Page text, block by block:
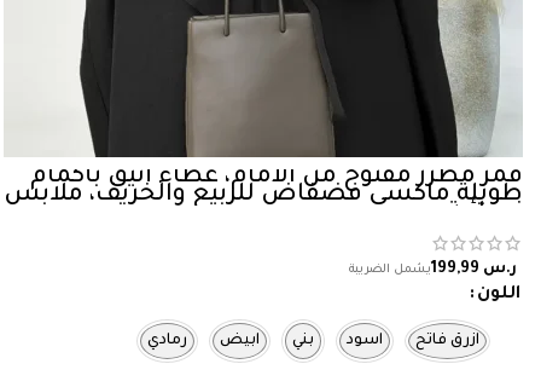
قمر مطرز مفتوح من الأمام، غطاء أنيق بأكمام
طويلة ماكسي فضفاض للربيع والخريف، ملابس
نسائية
ر.س
اللون
ازرق فاتح اسود بني ابيض رمادي